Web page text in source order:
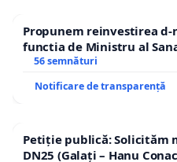
Propunem reinvestirea d-
functia de Ministru al
56 semnături
Notificare de transparență
Petiție publică: Solicităm
DN25 (Galați – Hanu